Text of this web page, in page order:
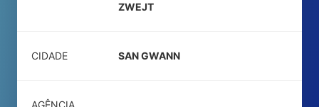
ZWEJT
CIDADE SAN GWANN
AGÊNCIA